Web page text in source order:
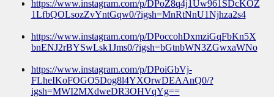
https://www.instagram.com/p/DPoZ8q4j1Uw961SDcKOZ
1LfbQOLsozZvYntGqw0/?igsh=MnRtNnU1Njhza2s4
https://www.instagram.com/p/DPoccohDxmziGqFbKn5X
bnENJ2rBYSwLsk1Jms0/?igsh=bGtnbWN3ZGwxaWNo
https://www.instagram.com/p/DPoiGbVj-
FLheIKoFOGO5Dog8l4YXOrwDEAAnQ0/?
igsh=MWI2MXdweDR3OHVqYg==